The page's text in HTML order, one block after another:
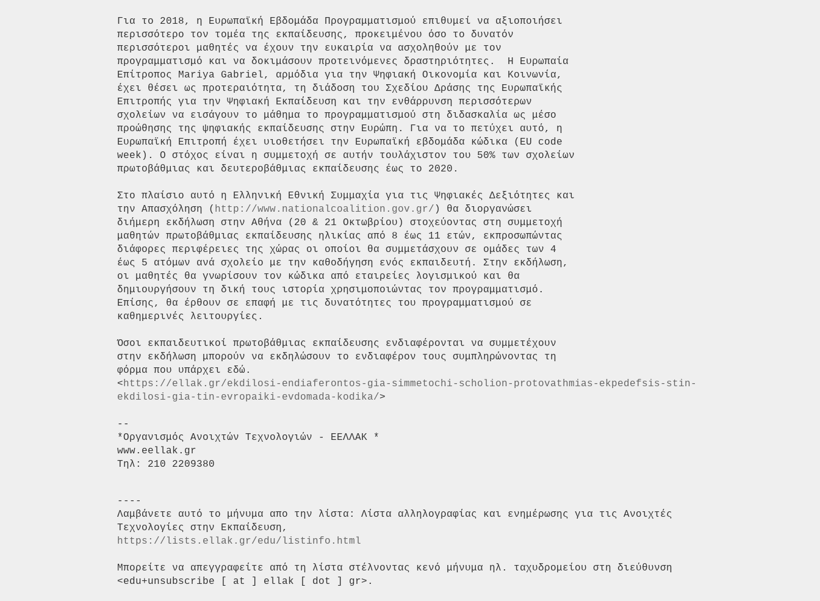
Για το 2018, η Ευρωπαϊκή Εβδομάδα Προγραμματισμού επιθυμεί να αξιοποιήσει
περισσότερο τον τομέα της εκπαίδευσης, προκειμένου όσο το δυνατόν
περισσότεροι μαθητές να έχουν την ευκαιρία να ασχοληθούν με τον
προγραμματισμό και να δοκιμάσουν προτεινόμενες δραστηριότητες.  Η Ευρωπαία
Επίτροπος Mariya Gabriel, αρμόδια για την Ψηφιακή Οικονομία και Κοινωνία,
έχει θέσει ως προτεραιότητα, τη διάδοση του Σχεδίου Δράσης της Ευρωπαϊκής
Επιτροπής για την Ψηφιακή Εκπαίδευση και την ενθάρρυνση περισσότερων
σχολείων να εισάγουν το μάθημα το προγραμματισμού στη διδασκαλία ως μέσο
προώθησης της ψηφιακής εκπαίδευσης στην Ευρώπη. Για να το πετύχει αυτό, η
Ευρωπαϊκή Επιτροπή έχει υιοθετήσει την Ευρωπαϊκή εβδομάδα κώδικα (EU code
week). Ο στόχος είναι η συμμετοχή σε αυτήν τουλάχιστον του 50% των σχολείων
πρωτοβάθμιας και δευτεροβάθμιας εκπαίδευσης έως το 2020.
Στο πλαίσιο αυτό η Ελληνική Εθνική Συμμαχία για τις Ψηφιακές Δεξιότητες και
την Απασχόληση ( http://www.nationalcoalition.gov.gr/ ) θα διοργανώσει
διήμερη εκδήλωση στην Αθήνα (20 & 21 Οκτωβρίου) στοχεύοντας στη συμμετοχή
μαθητών πρωτοβάθμιας εκπαίδευσης ηλικίας από 8 έως 11 ετών, εκπροσωπώντας
διάφορες περιφέρειες της χώρας οι οποίοι θα συμμετάσχουν σε ομάδες των 4
έως 5 ατόμων ανά σχολείο με την καθοδήγηση ενός εκπαιδευτή. Στην εκδήλωση,
οι μαθητές θα γνωρίσουν τον κώδικα από εταιρείες λογισμικού και θα
δημιουργήσουν τη δική τους ιστορία χρησιμοποιώντας τον προγραμματισμό.
Επίσης, θα έρθουν σε επαφή με τις δυνατότητες του προγραμματισμού σε
καθημερινές λειτουργίες.
Όσοι εκπαιδευτικοί πρωτοβάθμιας εκπαίδευσης ενδιαφέρονται να συμμετέχουν
στην εκδήλωση μπορούν να εκδηλώσουν το ενδιαφέρον τους συμπληρώνοντας τη
φόρμα που υπάρχει εδώ.
<https://ellak.gr/ekdilosi-endiaferontos-gia-simmetochi-scholion-protovathmias-ekpedefsis-stin-
ekdilosi-gia-tin-evropaiki-evdomada-kodika/>
--
*Οργανισμός Ανοιχτών Τεχνολογιών - ΕΕΛΛΑΚ *
www.eellak.gr
----
Λαμβάνετε αυτό το μήνυμα απο την λίστα: Λίστα αλληλογραφίας και ενημέρωσης για τις Ανοιχτές
https://lists.ellak.gr/edu/listinfo.html
Μπορείτε να απεγγραφείτε από τη λίστα στέλνοντας κενό μήνυμα ηλ. ταχυδρομείου στη διεύθυνση